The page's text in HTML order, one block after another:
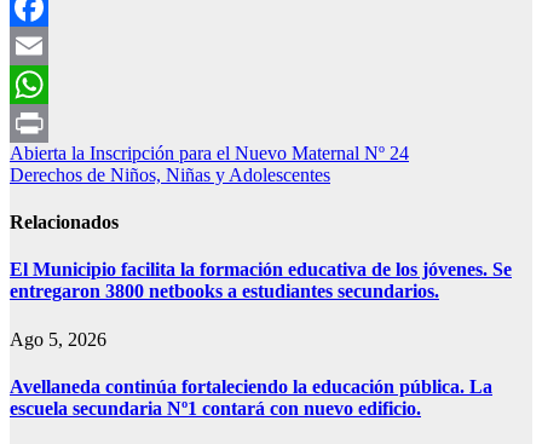
Facebook
Email
WhatsApp
Print
Navegación
de
entradas
Abierta la Inscripción para el Nuevo Maternal Nº 24
Derechos de Niños, Niñas y Adolescentes
Relacionados
El Municipio facilita la formación educativa de los jóvenes. Se
entregaron 3800 netbooks a estudiantes secundarios.
Ago 5, 2026
Avellaneda continúa fortaleciendo la educación pública. La
escuela secundaria Nº1 contará con nuevo edificio.